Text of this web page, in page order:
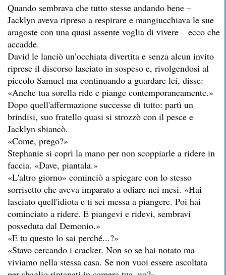
Quando sembrava che tutto stesse andando bene –
Jacklyn aveva ripreso a respirare e mangiucchiava le sue
aragoste con una quasi assente voglia di vivere – ecco che
accadde.
David le lanciò un’occhiata divertita e senza alcun invito
riprese il discorso lasciato in sospeso e, rivolgendosi al
piccolo Samuel ma continuando a guardare lei, disse:
«Anche tua sorella ride e piange contemporaneamente.»
Dopo quell'affermazione successe di tutto: partì un
brindisi, suo fratello quasi si strozzò con il pesce e
Jacklyn sbiancò.
«Come, prego?»
Stephanie si coprì la mano per non scoppiarle a ridere in
faccia. «Dave, piantala.»
«L'altro giorno» cominciò a spiegare con lo stesso
sorrisetto che aveva imparato a odiare nei mesi. «Hai
lasciato quell'idiota e ti sei messa a piangere. Poi hai
cominciato a ridere. E piangevi e ridevi, sembravi
posseduta dal Demonio.»
«E tu questo lo sai perché...?»
«Stavo cercando i cracker. Non so se hai notato ma
viviamo nella stessa casa. Se non vuoi essere ascoltata